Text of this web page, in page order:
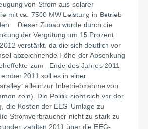
von Strom aus solarer
mit ca. 7500 MW Leistung in Betrieb
Dieser Zubau wurde durch die
der Vergütung um 15 Prozent
verstärkt, da die sich deutlich vor
abzeichnende Höhe der Absenkung
zum Ende des Jahres 2011
2011 soll es in einer
allein zur Inbetriebnahme von
sein). Die Politik sieht sich vor der
die Kosten der EEG-Umlage zu
Stromverbraucher nicht zu stark zu
zahlten 2011 über die EEG-